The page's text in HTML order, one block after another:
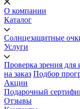
О компании
Каталог
Солнцезащитные
Услуги
Проверка зрения для
на заказ Подбор
Акции
Подарочный
Отзывы